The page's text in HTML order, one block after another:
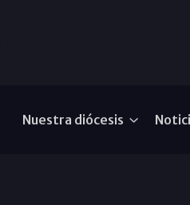
Nuestra diócesis